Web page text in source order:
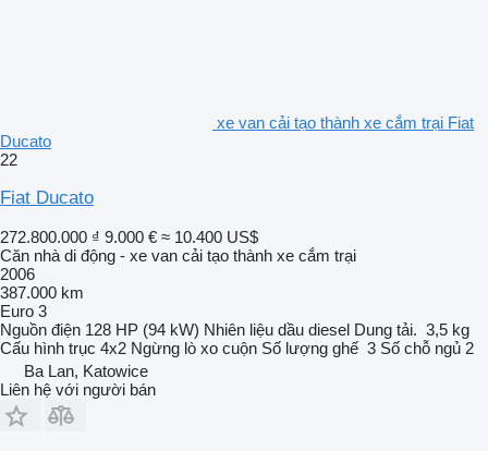
xe van cải tạo thành xe cắm trại Fiat
Ducato
22
Fiat Ducato
272.800.000 ₫ 9.000 € ≈ 10.400 US$
Căn nhà di động - xe van cải tạo thành xe cắm trại
2006
387.000 km
Euro 3
Nguồn điện 128 HP (94 kW) Nhiên liệu dầu diesel Dung tải. 3,5 kg
Cấu hình trục 4x2 Ngừng lò xo cuộn Số lượng ghế 3 Số chỗ ngủ 2
Ba Lan, Katowice
Liên hệ với người bán